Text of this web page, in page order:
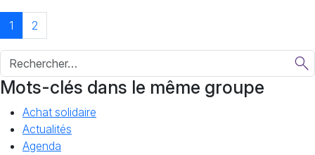
1 2
Mots-clés dans le même groupe
Achat solidaire
Actualités
Agenda